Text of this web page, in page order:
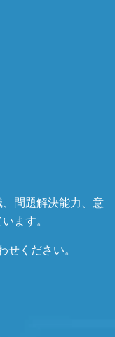
問題解決能力、意
ます。
せください。